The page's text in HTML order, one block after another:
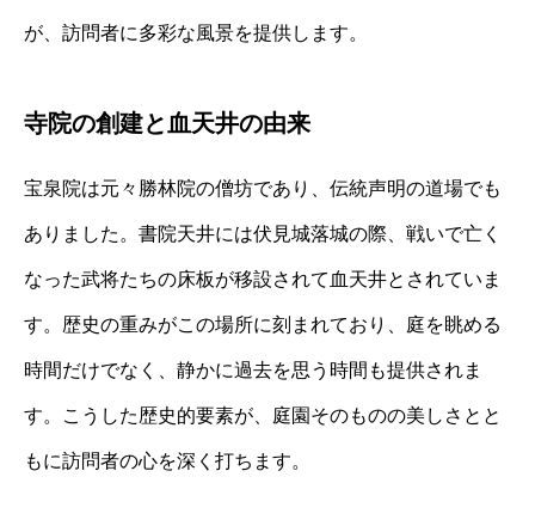
が、訪問者に多彩な風景を提供します。
寺院の創建と血天井の由来
宝泉院は元々勝林院の僧坊であり、伝統声明の道場でも
ありました。書院天井には伏見城落城の際、戦いで亡く
なった武将たちの床板が移設されて血天井とされていま
す。歴史の重みがこの場所に刻まれており、庭を眺める
時間だけでなく、静かに過去を思う時間も提供されま
す。こうした歴史的要素が、庭園そのものの美しさとと
もに訪問者の心を深く打ちます。